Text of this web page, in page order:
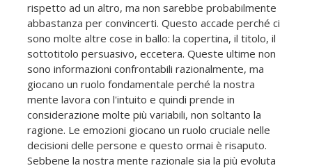
rispetto ad un altro, ma non sarebbe probabilmente
abbastanza per convincerti. Questo accade perché ci
sono molte altre cose in ballo: la copertina, il titolo, il
sottotitolo persuasivo, eccetera. Queste ultime non
sono informazioni confrontabili razionalmente, ma
giocano un ruolo fondamentale perché la nostra
mente lavora con l'intuito e quindi prende in
considerazione molte più variabili, non soltanto la
ragione. Le emozioni giocano un ruolo cruciale nelle
decisioni delle persone e questo ormai è risaputo.
Sebbene la nostra mente razionale sia la più evoluta